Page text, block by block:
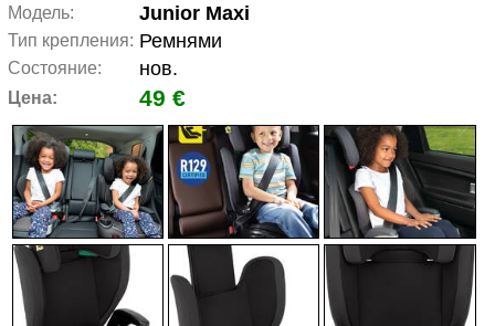
Модель: Junior Maxi
Тип крепления: Ремнями
Состояние: нов.
Цена: 49 €